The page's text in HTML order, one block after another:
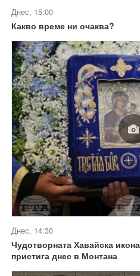
Днес, 15:00
Какво време ни очаква?
Днес, 14:30
Чудотворната Хавайска
пристига днес в Монтана